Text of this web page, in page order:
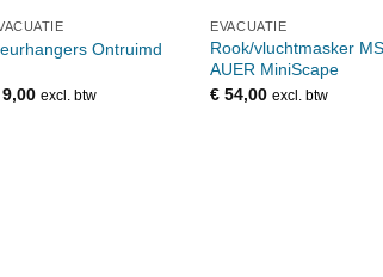
Ontruimd
excl. btw
EVACUATIE
Rook/vluchtmasker
AUER MiniScape
€ 54,00 excl. btw